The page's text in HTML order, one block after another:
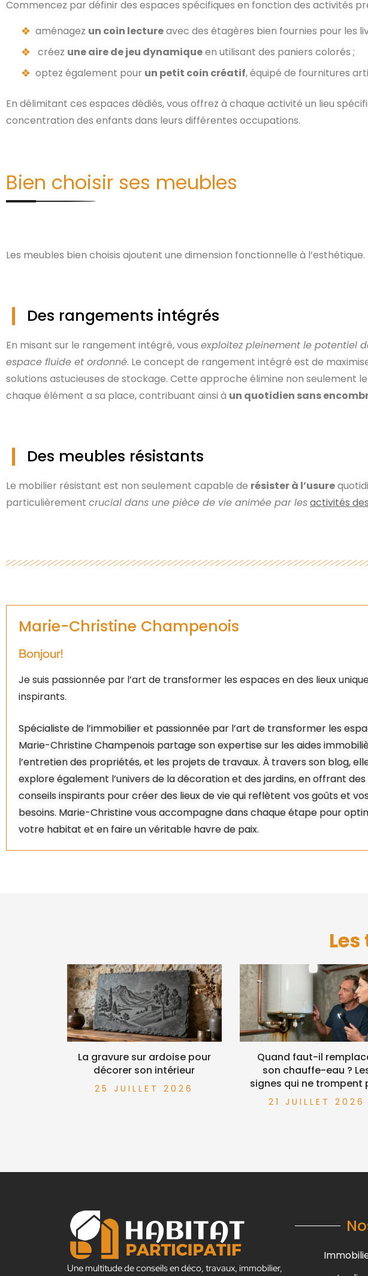
Commencez par définir des espaces spécifiques en fonction des activités
aménagez un coin lectureavec des étagères bien fournies pour les
créez une aire de jeu dynamiqueen utilisant des paniers colorés ;
optez également pour un petit coin créatif, équipé de fournitures
En délimitant ces espaces dédiés, vous offrez à chaque activité un lieu
concentration des enfants dans leurs différentes occupations.
Bien choisir ses meubles
Les meubles bien choisis ajoutent une dimension fonctionnelle à l’esthétique.
Des rangements intégrés
En misant sur le rangement intégré, vous exploitez pleinement le potentiel
espace fluide et ordonné. Le concept de rangement intégré est de
solutions astucieuses de stockage. Cette approche élimine non seulement
chaque élément a sa place, contribuant ainsi à un quotidien sans
Des meubles résistants
Le mobilier résistant est non seulement capable de résister à l’usure
particulièrement crucial dans une pièce de vie animée par lesactivités
Marie-Christine Champenois
Bonjour!
Je suis passionnée par l’art de transformer les espaces en des lieux
inspirants.
Spécialiste de l’immobilier et passionnée par l’art de transformer les
Marie-Christine Champenois partage son expertise sur les aides
l’entretien des propriétés, et les projets de travaux. À travers son blog,
explore également l’univers de la décoration et des jardins, en offrant des
conseils inspirants pour créer des lieux de vie qui reflètent vos goûts et
besoins. Marie-Christine vous accompagne dans chaque étape pour
votre habitat et en faire un véritable havre de paix.
La gravure sur ardoise pour
décorer son intérieur
25 JUILLET 2026
Quand faut-il
son chauffe-eau ?
signes qui ne trompent
21 JUILLET 2026
Une multitude de conseils en déco, travaux, immobilier,